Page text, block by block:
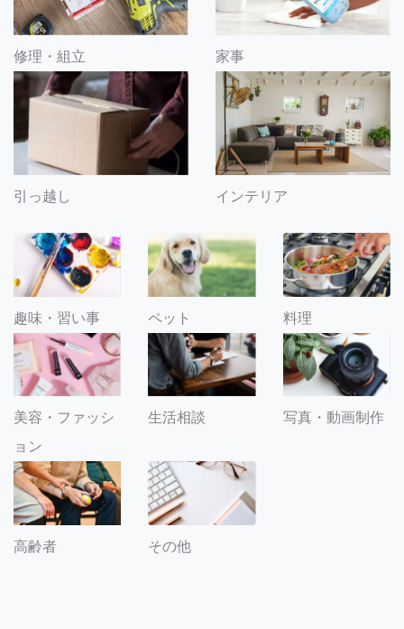
修理・組立 家事
引っ越し インテリア
趣味・習い事 ペット 料理
美容・ファッシ
ョン
生活相談 写真・動画制作
高齢者 その他